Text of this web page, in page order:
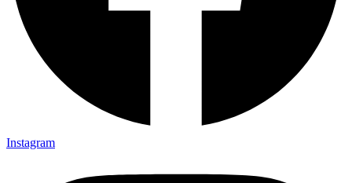
Instagram